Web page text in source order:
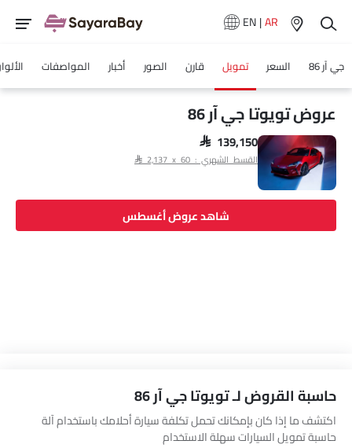
EN|AR
جي آر 86 السعر تمويل قارن الصور أخبار المواصفات
عروض تويوتا جي آر 86
SAR 139,150
القسط الشهري : SAR 2,137 x 60
شاهد عروض أغسطس
حاسبة القروض لـ تويوتا جي آر 86
اكتشف ما إذا كان بإمكانك تحمل تكلفة سيارة أحلامك باستخدام آلة
حاسبة تمويل السيارات سهلة الاستخدام